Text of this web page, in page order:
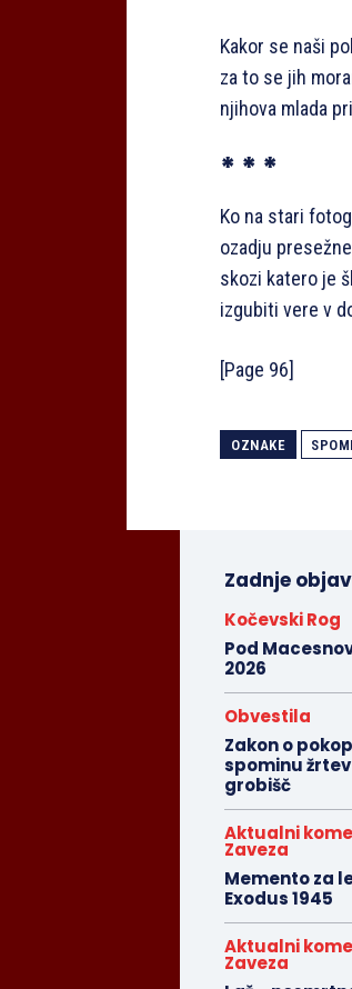
Kakor se naši
za to se jih
njihova mlada
* * *
Ko na stari
ozadju
skozi katero je
izgubiti vere v
[Page 96]
OZNAKE
Zadnje
Kočevski Rog
Pod
2026
Obvestila
Zakon o
spominu
grobišč
Aktualni
Zaveza
Memento za
Exodus 1945
Aktualni
Zaveza